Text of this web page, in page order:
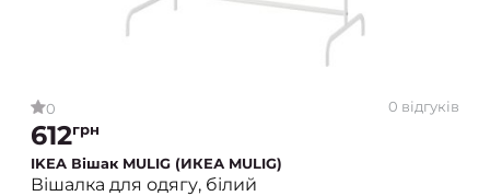
0 0 відгуків
612грн
IKEA Вішак MULIG (ИКЕА MULIG)
Вішалка для одягу, білий